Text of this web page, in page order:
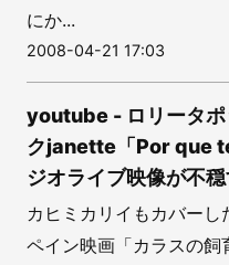
にか...
2008-04-21 17:03
youtube - ロリータポ
クjanette「Por que
ジオライブ映像が不
カヒミカリイもカバーし
ペイン映画「カラスの飼